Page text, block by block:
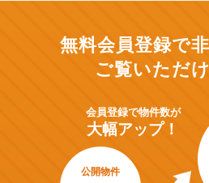
無料会員登録で
ご覧いただ
会員登録で物件数が
大幅アップ！
公開物件